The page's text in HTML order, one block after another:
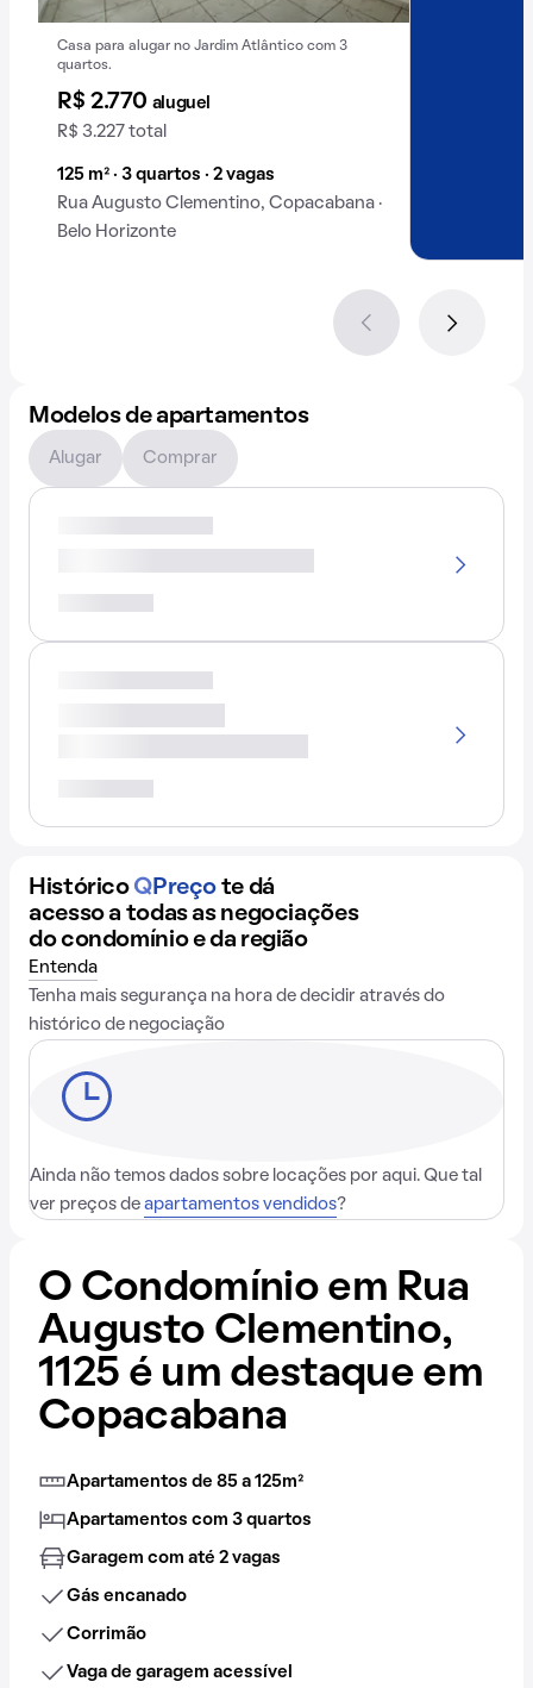
Casa para alugar no Jardim Atlântico com 3
quartos.
R$ 2.770 aluguel
R$ 3.227 total
125 m² · 3 quartos · 2 vagas
Rua Augusto Clementino, Copacabana ·
Belo Horizonte
Modelos de apartamentos
Alugar Comprar
Histórico QPreço te dá
acesso a todas as negociações
do condomínio e da região
Entenda
Tenha mais segurança na hora de decidir através do
histórico de negociação
Ainda não temos dados sobre locações por aqui. Que tal
ver preços de apartamentos vendidos?
O Condomínio em Rua
Augusto Clementino,
1125 é um destaque em
Copacabana
Apartamentos de 85 a 125m²
Apartamentos com 3 quartos
Garagem com até 2 vagas
Gás encanado
Corrimão
Vaga de garagem acessível